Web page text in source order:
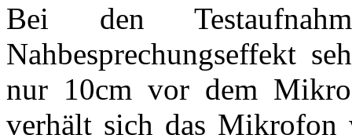
Bei den
Nahbesprechungseffekt
nur 10cm vor dem
verhält sich das Mikrofon